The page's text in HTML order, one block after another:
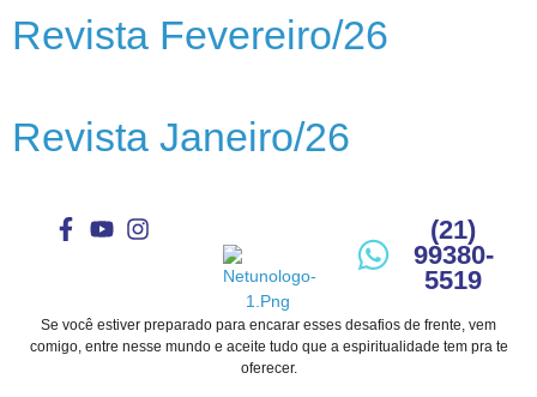
Revista Fevereiro/26
Revista Janeiro/26
(21)
99380-
5519
Se você estiver preparado para encarar esses desafios de frente, vem
comigo, entre nesse mundo e aceite tudo que a espiritualidade tem pra te
oferecer.